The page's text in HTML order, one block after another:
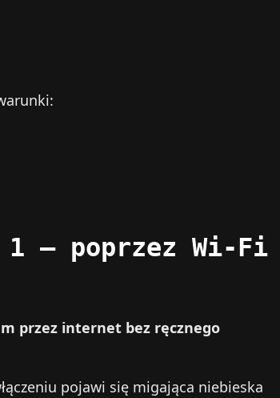
1 – poprzez Wi‑Fi
przez internet bez ręcznego
pojawi się migająca niebieska